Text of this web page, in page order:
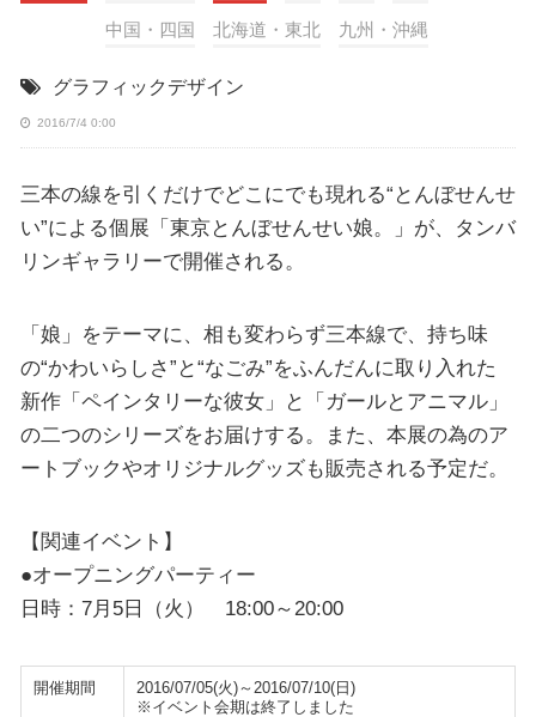
中国・四国 北海道・東北 九州・沖縄
グラフィックデザイン
2016/7/4 0:00
三本の線を引くだけでどこにでも現れる“とんぼせんせ
い”による個展「東京とんぼせんせい娘。」が、タンバ
リンギャラリーで開催される。
「娘」をテーマに、相も変わらず三本線で、持ち味
の“かわいらしさ”と“なごみ”をふんだんに取り入れた
新作「ペインタリーな彼女」と「ガールとアニマル」
の二つのシリーズをお届けする。また、本展の為のア
ートブックやオリジナルグッズも販売される予定だ。
【関連イベント】
●オープニングパーティー
日時：7月5日（火） 18:00～20:00
開催期間
2016/07/05(火)～2016/07/10(日)
※イベント会期は終了しました